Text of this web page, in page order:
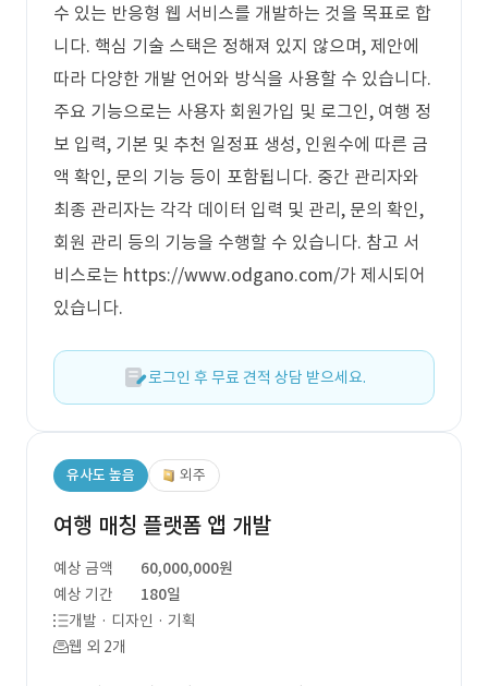
수 있는 반응형 웹 서비스를 개발하는 것을 목표로 합
니다. 핵심 기술 스택은 정해져 있지 않으며, 제안에
따라 다양한 개발 언어와 방식을 사용할 수 있습니다.
주요 기능으로는 사용자 회원가입 및 로그인, 여행 정
보 입력, 기본 및 추천 일정표 생성, 인원수에 따른 금
액 확인, 문의 기능 등이 포함됩니다. 중간 관리자와
최종 관리자는 각각 데이터 입력 및 관리, 문의 확인,
회원 관리 등의 기능을 수행할 수 있습니다. 참고 서
비스로는 https://www.odgano.com/가 제시되어
있습니다.
로그인 후 무료 견적 상담 받으세요.
유사도 높음 외주
여행 매칭 플랫폼 앱 개발
예상 금액
60,000,000원
예상 기간
180일
개발 · 디자인 · 기획
웹 외 2개